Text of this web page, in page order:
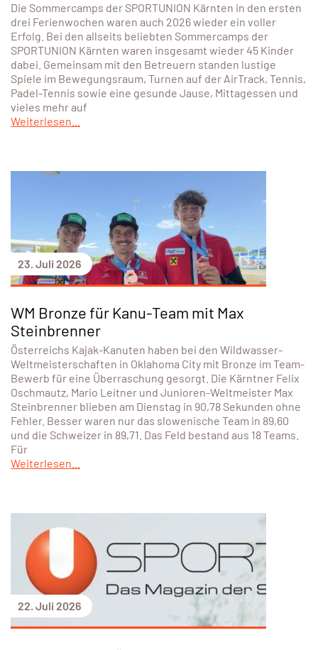
Die Sommercamps der SPORTUNION Kärnten in den ersten
drei Ferienwochen waren auch 2026 wieder ein voller
Erfolg. Bei den allseits beliebten Sommercamps der
SPORTUNION Kärnten waren insgesamt wieder 45 Kinder
dabei. Gemeinsam mit den Betreuern standen lustige
Spiele im Bewegungsraum, Turnen auf der AirTrack, Tennis,
Padel-Tennis sowie eine gesunde Jause, Mittagessen und
vieles mehr auf
Weiterlesen...
23. Juli 2026
WM Bronze für Kanu-Team mit Max
Steinbrenner
Österreichs Kajak-Kanuten haben bei den Wildwasser-
Weltmeisterschaften in Oklahoma City mit Bronze im Team-
Bewerb für eine Überraschung gesorgt. Die Kärntner Felix
Oschmautz, Mario Leitner und Junioren-Weltmeister Max
Steinbrenner blieben am Dienstag in 90,78 Sekunden ohne
Fehler. Besser waren nur das slowenische Team in 89,60
und die Schweizer in 89,71. Das Feld bestand aus 18 Teams.
Für
Weiterlesen...
22. Juli 2026